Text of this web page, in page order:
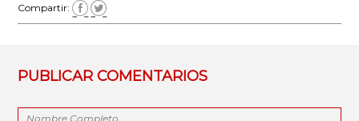
Compartir:
PUBLICAR COMENTARIOS